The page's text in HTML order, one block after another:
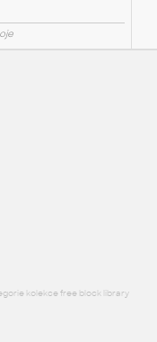
kolekce free block library